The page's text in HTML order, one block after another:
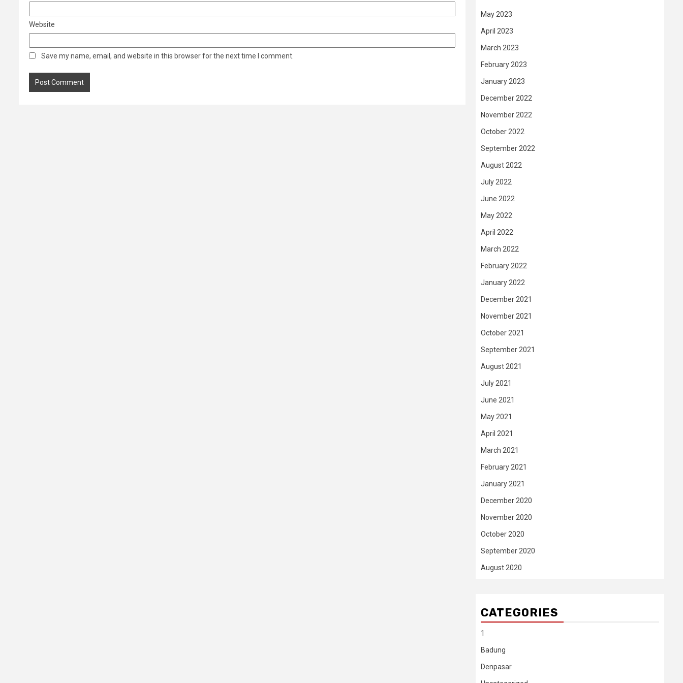
Website
Save my name, email, and website in this browser for the next time I comment.
May 2023
April 2023
March 2023
February 2023
January 2023
December 2022
November 2022
October 2022
September 2022
August 2022
July 2022
June 2022
May 2022
April 2022
March 2022
February 2022
January 2022
December 2021
November 2021
October 2021
September 2021
August 2021
July 2021
June 2021
May 2021
April 2021
March 2021
February 2021
January 2021
December 2020
November 2020
October 2020
September 2020
August 2020
CATEGORIES
1
Badung
Denpasar